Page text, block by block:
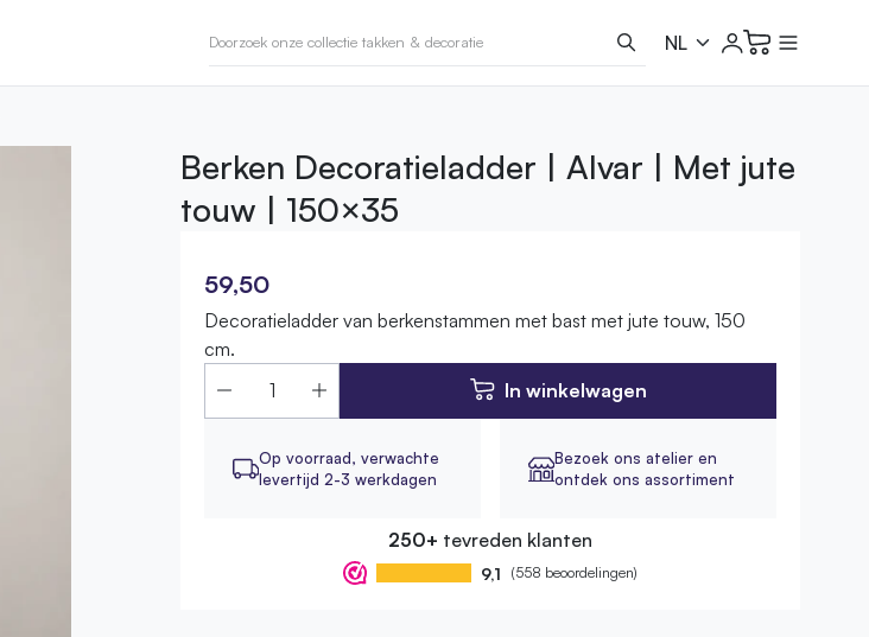
Berken Decoratieladder | Alvar | Met jute
touw | 150×35
59,50
Decoratieladder van berkenstammen met bast met jute touw, 150
cm.
In winkelwagen
Op voorraad, verwachte
levertijd 2-3 werkdagen
Bezoek ons atelier en
ontdek ons assortiment
250+ tevreden klanten
9,1 (558 beoordelingen)